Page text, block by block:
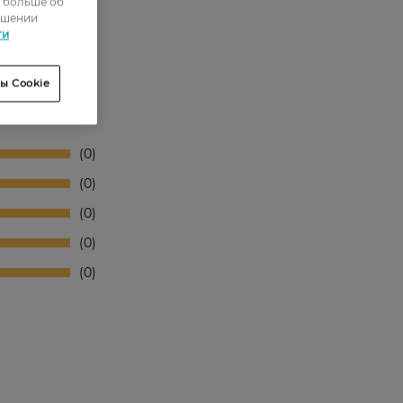
0
0
0
0
0
Cookie